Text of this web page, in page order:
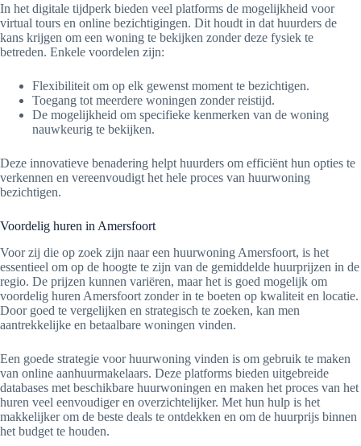
In het digitale tijdperk bieden veel platforms de mogelijkheid voor
virtual tours en online bezichtigingen. Dit houdt in dat huurders de
kans krijgen om een woning te bekijken zonder deze fysiek te
betreden. Enkele voordelen zijn:
Flexibiliteit om op elk gewenst moment te bezichtigen.
Toegang tot meerdere woningen zonder reistijd.
De mogelijkheid om specifieke kenmerken van de woning
nauwkeurig te bekijken.
Deze innovatieve benadering helpt huurders om efficiënt hun opties te
verkennen en vereenvoudigt het hele proces van huurwoning
bezichtigen.
Voordelig huren in Amersfoort
Voor zij die op zoek zijn naar een huurwoning Amersfoort, is het
essentieel om op de hoogte te zijn van de gemiddelde huurprijzen in de
regio. De prijzen kunnen variëren, maar het is goed mogelijk om
voordelig huren Amersfoort zonder in te boeten op kwaliteit en locatie.
Door goed te vergelijken en strategisch te zoeken, kan men
aantrekkelijke en betaalbare woningen vinden.
Een goede strategie voor huurwoning vinden is om gebruik te maken
van online aanhuurmakelaars. Deze platforms bieden uitgebreide
databases met beschikbare huurwoningen en maken het proces van het
huren veel eenvoudiger en overzichtelijker. Met hun hulp is het
makkelijker om de beste deals te ontdekken en om de huurprijs binnen
het budget te houden.